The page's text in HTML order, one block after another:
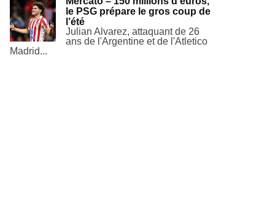
le PSG prépare le gros coup de
l’été
Julian Alvarez, attaquant de 26
ans de l'Argentine et de l'Atletico
Madrid...